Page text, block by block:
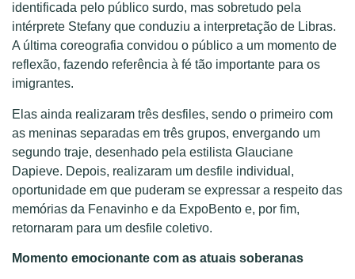
identificada pelo público surdo, mas sobretudo pela
intérprete Stefany que conduziu a interpretação de Libras.
A última coreografia convidou o público a um momento de
reflexão, fazendo referência à fé tão importante para os
imigrantes.
Elas ainda realizaram três desfiles, sendo o primeiro com
as meninas separadas em três grupos, envergando um
segundo traje, desenhado pela estilista Glauciane
Dapieve. Depois, realizaram um desfile individual,
oportunidade em que puderam se expressar a respeito das
memórias da Fenavinho e da ExpoBento e, por fim,
retornaram para um desfile coletivo.
Momento emocionante com as atuais soberanas